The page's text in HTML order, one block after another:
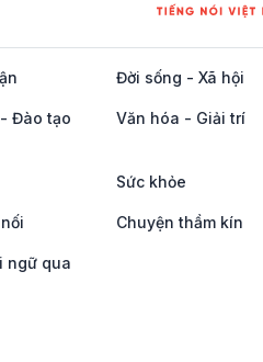
Đời sống - Xã hội
Đào tạo Văn hóa - Giải trí
Sức khỏe
Chuyện thầm kín
ngữ qua